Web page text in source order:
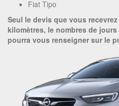
Fiat Tipo
Seul le devis que vous
kilomètres, le nombres de
pourra vous renseigner sur le